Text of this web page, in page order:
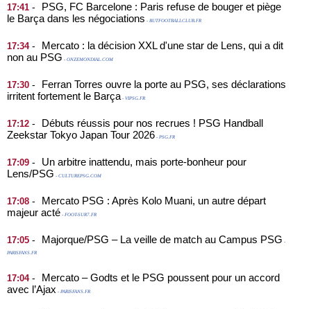
17:41 -
PSG, FC Barcelone : Paris refuse de bouger et piège
le Barça dans les négociations - BUTFOOTBALLCLUB.FR
17:34-
Mercato : la décision XXL d'une star de Lens, qui a dit
non au PSG - ONZEMONDIAL.COM
17:30 -
Ferran Torres ouvre la porte au PSG, ses déclarations
irritent fortement le Barça- VIPSG.FR
17:12 -
Débuts réussis pour nos recrues ! PSG Handball
Zeekstar Tokyo Japan Tour 2026 - PSG.FR
17:09 -
Un arbitre inattendu, mais porte-bonheur pour
Lens/PSG - CULTUREPSG.COM
17:08 -
Mercato PSG : Après Kolo Muani, un autre départ
majeur acté - FOOT-SUR7.FR
17:05 - Majorque/PSG – La veille de match au Campus PSG -
PARISFANS.FR
17:04-
Mercato – Godts et le PSG poussent pour un accord
avec l’Ajax - PARISFANS.FR